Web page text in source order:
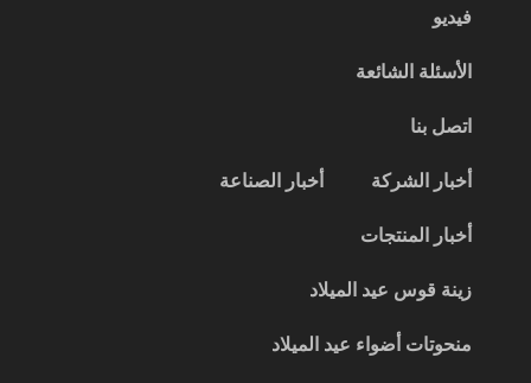
فيديو
الأسئلة الشائعة
اتصل بنا
أخبار الشركة أخبار الصناعة
أخبار المنتجات
زينة قوس عيد الميلاد
منحوتات أضواء عيد الميلاد